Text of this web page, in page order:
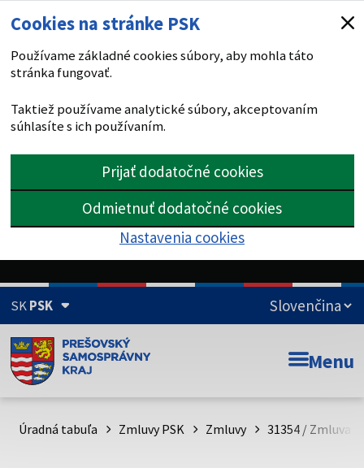
Cookies na stránke PSK
Používame základné cookies súbory, aby mohla táto
stránka fungovať.
Taktiež používame analytické súbory, akceptovaním
súhlasíte s ich používaním.
Prijať dodatočné cookies
Odmietnuť dodatočné cookies
Nastavenia cookies
SKPSK
Doména psk.sk je oficiálna
Toto je oficiálna webová stránka Prešovského
psk.sk.
Menu
Úradná tabuľa Zmluvy PSK Zmluvy 31354 / Zmluva